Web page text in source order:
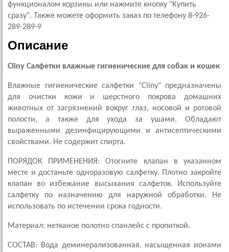
функционалом корзины или нажмите кнопку "Купить
сразу". Также можете оформить заказ по телефону 8-926-
289-289-9
Описание
Cliny Салфетки влажные гигиенические для собак и кошек
Влажные гигиенические салфетки "Cliny" предназначены
для очистки кожи и шерстного покрова домашних
животных от загрязнений вокруг глаз, носовой и ротовой
полости, а также для ухода за ушами. Обладают
выраженными дезинфицирующими и антисептическими
свойствами. Не содержит спирта.
ПОРЯДОК ПРИМЕНЕНИЯ: Отогните клапан в указанном
месте и достаньте одноразовую салфетку. Плотно закройте
клапан во избежание высыхания салфеток. Используйте
салфетку по назначению для наружной обработки. Не
использовать по истечении срока годности.
Материал: нетканое полотно спанлейс с пропиткой.
СОСТАВ: Вода деминерализованная, насыщенная ионами